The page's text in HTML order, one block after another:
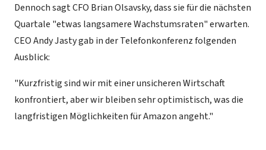
Dennoch sagt CFO Brian Olsavsky, dass sie für die nächsten
Quartale "etwas langsamere Wachstumsraten" erwarten.
CEO Andy Jasty gab in der Telefonkonferenz folgenden
Ausblick:
"Kurzfristig sind wir mit einer unsicheren Wirtschaft
konfrontiert, aber wir bleiben sehr optimistisch, was die
langfristigen Möglichkeiten für Amazon angeht."